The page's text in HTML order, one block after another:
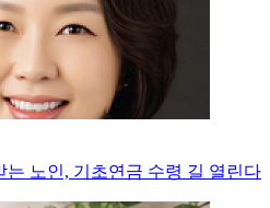
는 노인, 기초연금 수령 길 열린다